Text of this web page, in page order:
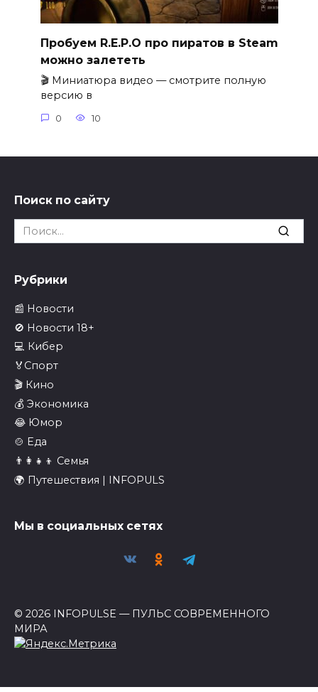
Пробуем R.E.P.O про пиратов в Steam
можно залететь
🎬 Миниатюра видео — смотрите полную
версию в
0 10
Поиск по сайту
Search
for:
Рубрики
📰 Новости
🚫 Новости 18+
💻 Кибер
🏅Спорт
🎬 Кино
💰 Экономика
😂 Юмор
🍲 Еда
👨‍👩‍👧‍👦 Семья
🌍 Путешествия | INFOPULS
Мы в социальных сетях
© 2026 INFOPULSE — ПУЛЬС СОВРЕМЕННОГО
МИРА